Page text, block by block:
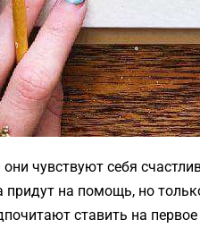
чувствуют себя
придут на помощь, но
ставить на первое